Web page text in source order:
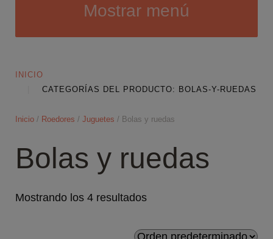
Mostrar menú
INICIO
CATEGORÍAS DEL PRODUCTO: BOLAS-Y-RUEDAS
Inicio / Roedores / Juguetes / Bolas y ruedas
Bolas y ruedas
Mostrando los 4 resultados